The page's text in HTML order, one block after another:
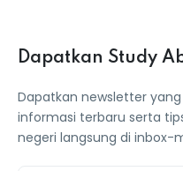
Dapatkan Study
Dapatkan newsletter
informasi terbaru serta
negeri langsung di inbox-